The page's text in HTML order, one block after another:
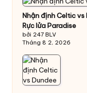
Nhận định Celtic
Rực lửa Paradise
bởi 247 BLV
Tháng 8 2, 2026